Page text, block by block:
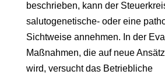
beschrieben, kann der
salutogenetische- oder eine
Sichtweise annehmen. In der
Maßnahmen, die auf neue
wird, versucht das Betriebliche